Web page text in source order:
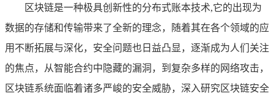
区块链是一种极具创新性的分布式账本技术,它的出现为
数据的存储和传输带来了全新的理念，随着其在各个领域的应
用不断拓展与深化，安全问题也日益凸显，逐渐成为人们关注
的焦点，从智能合约中隐藏的漏洞，到复杂多样的网络攻击，
区块链系统面临着诸多严峻的安全威胁，深入研究区块链安全